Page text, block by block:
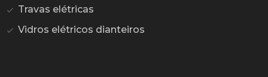
Travas elétricas
Vidros elétricos dianteiros